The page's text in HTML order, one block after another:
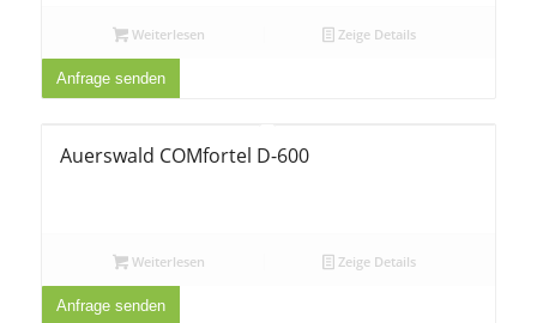
Weiterlesen Zeige Details
Anfrage senden
Auerswald COMfortel D-600
Weiterlesen Zeige Details
Anfrage senden